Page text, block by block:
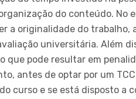
do conteúdo.
a originalidade do
universitária. Além
que pode resultar em
antes de optar por um
curso e se está disposto a